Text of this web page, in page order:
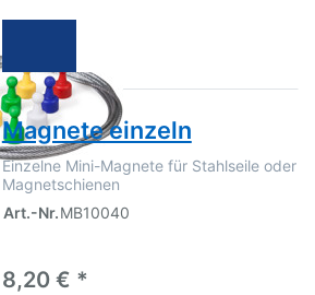
Magnete einzeln
Einzelne Mini-Magnete für Stahlseile oder
Magnetschienen
Art.-Nr.MB10040
8,20 € *